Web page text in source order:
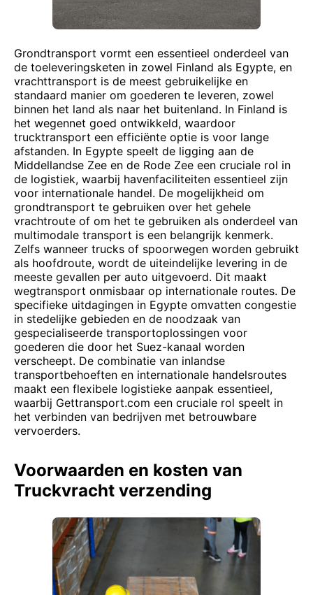
Grondtransport vormt een essentieel onderdeel van
de toeleveringsketen in zowel Finland als Egypte, en
vrachttransport is de meest gebruikelijke en
standaard manier om goederen te leveren, zowel
binnen het land als naar het buitenland. In Finland is
het wegennet goed ontwikkeld, waardoor
trucktransport een efficiënte optie is voor lange
afstanden. In Egypte speelt de ligging aan de
Middellandse Zee en de Rode Zee een cruciale rol in
de logistiek, waarbij havenfaciliteiten essentieel zijn
voor internationale handel. De mogelijkheid om
grondtransport te gebruiken over het gehele
vrachtroute of om het te gebruiken als onderdeel van
multimodale transport is een belangrijk kenmerk.
Zelfs wanneer trucks of spoorwegen worden gebruikt
als hoofdroute, wordt de uiteindelijke levering in de
meeste gevallen per auto uitgevoerd. Dit maakt
wegtransport onmisbaar op internationale routes. De
specifieke uitdagingen in Egypte omvatten congestie
in stedelijke gebieden en de noodzaak van
gespecialiseerde transportoplossingen voor
goederen die door het Suez-kanaal worden
verscheept. De combinatie van inlandse
transportbehoeften en internationale handelsroutes
maakt een flexibele logistieke aanpak essentieel,
waarbij Gettransport.com een cruciale rol speelt in
het verbinden van bedrijven met betrouwbare
vervoerders.
Voorwaarden en kosten van
Truckvracht verzending